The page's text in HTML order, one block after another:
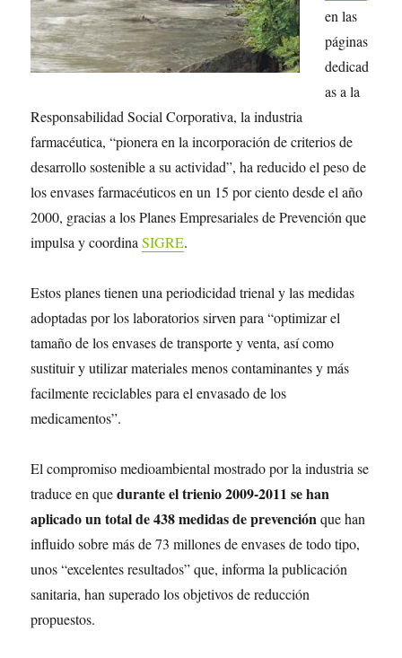
en las
páginas
dedicad
as a la
Responsabilidad Social Corporativa, la industria
farmacéutica, “pionera en la incorporación de criterios de
desarrollo sostenible a su actividad”, ha reducido el peso de
los envases farmacéuticos en un 15 por ciento desde el año
2000, gracias a los Planes Empresariales de Prevención que
impulsa y coordinaSIGRE.
Estos planes tienen una periodicidad trienal y las medidas
adoptadas por los laboratorios sirven para “optimizar el
tamaño de los envases de transporte y venta, así como
sustituir y utilizar materiales menos contaminantes y más
facilmente reciclables para el envasado de los
medicamentos”.
El compromiso medioambiental mostrado por la industria se
traduce en quedurante el trienio 2009-2011 se han
aplicado un total de 438 medidas de prevenciónque han
influido sobre más de 73 millones de envases de todo tipo,
unos “excelentes resultados” que, informa la publicación
sanitaria, han superado los objetivos de reducción
propuestos.